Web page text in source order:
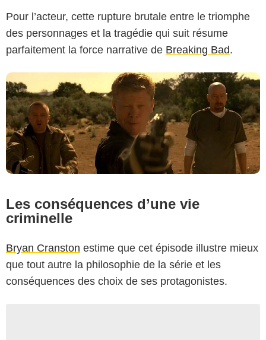
Pour l’acteur, cette rupture brutale entre le triomphe
des personnages et la tragédie qui suit résume
parfaitement la force narrative de Breaking Bad.
Les conséquences d’une vie
criminelle
Bryan Cranston estime que cet épisode illustre mieux
que tout autre la philosophie de la série et les
conséquences des choix de ses protagonistes.